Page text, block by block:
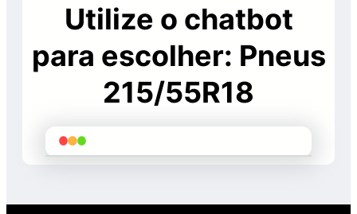
Utilize o chatbot
para escolher: Pneus
215/55R18